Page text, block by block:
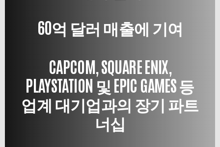
60억 달러 매출에 기여
CAPCOM, SQUARE ENIX,
PLAYSTATION 및 EPIC GAMES 등
업계 대기업과의 장기 파트
너십